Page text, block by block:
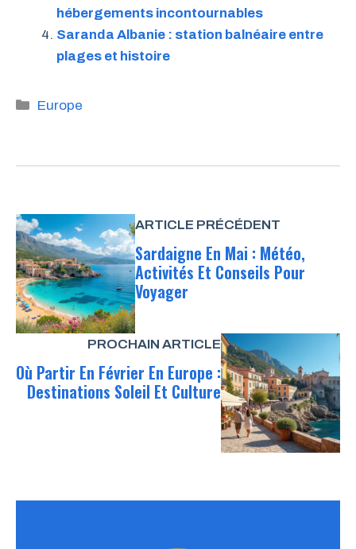
hébergements incontournables
Saranda Albanie : station balnéaire entre
plages et histoire
Catégories
Europe
ARTICLE PRÉCÉDENT
Sardaigne En Mai : Météo,
Activités Et Conseils Pour
Voyager
PROCHAIN ARTICLE
Où Partir En Février En Europe :
Destinations Soleil Et Culture